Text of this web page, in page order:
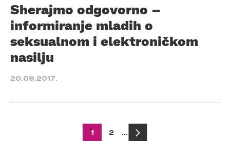
Sherajmo odgovorno –
informiranje mladih o
seksualnom i elektroničkom
nasilju
20.09.2017.
1 2 …